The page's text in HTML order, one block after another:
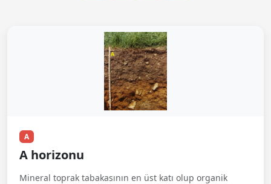
A
A horizonu
Mineral toprak tabakasının en üst katı olup organik